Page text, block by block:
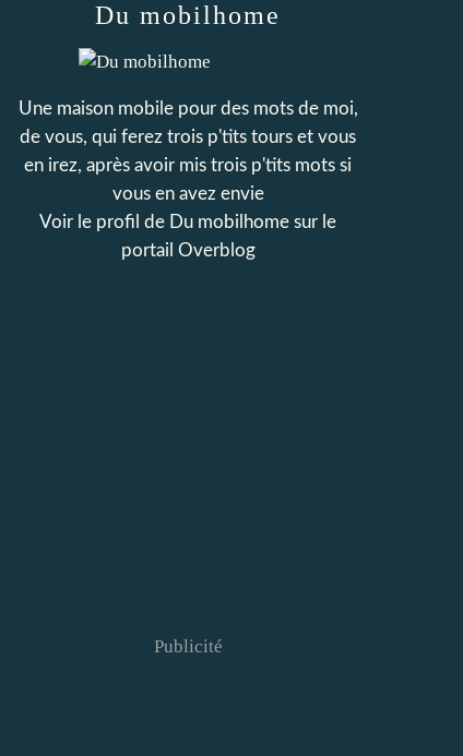
Du mobilhome
Une maison mobile pour des mots de moi,
de vous, qui ferez trois p'tits tours et vous
en irez, après avoir mis trois p'tits mots si
vous en avez envie
Voir le profil de Du mobilhome sur le
portail Overblog
Publicité